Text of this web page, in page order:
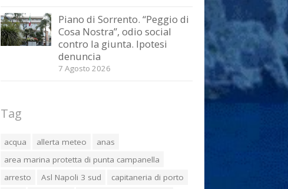
Piano di Sorrento. “Peggio di
Cosa Nostra”, odio social
contro la giunta. Ipotesi
denuncia
7 Agosto 2026
Tag
acqua allerta meteo
anas
area marina protetta di punta campanella
arresto
Asl Napoli 3 sud
capitaneria di porto